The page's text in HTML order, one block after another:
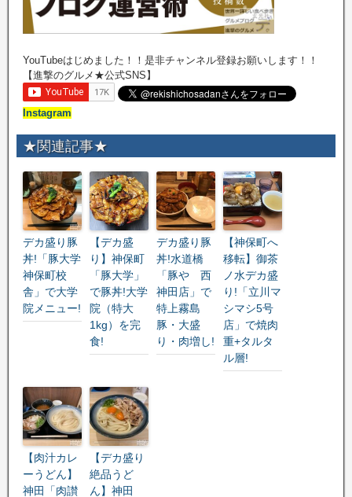
YouTubeはじめました！！是非チャンネル登録お願いします！！
【進撃のグルメ★公式SNS】
Instagram
★関連記事★
デカ盛り豚
丼!「豚大学
神保町校
舎」で大学
院メニュー!
【デカ盛
り】神保町
「豚大学」
で豚丼!大学
院（特大
1kg）を完
食!
デカ盛り豚
丼!水道橋
「豚や 西
神田店」で
特上霧島
豚・大盛
り・肉増し!
【神保町へ
移転】御茶
ノ水デカ盛
り!「立川マ
シマシ5号
店」で焼肉
重+タルタ
ル層!
【肉汁カレ
ーうどん】
神田「肉讃
【デカ盛り
絶品うど
ん】神田